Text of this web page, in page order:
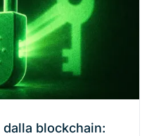
blockchain: